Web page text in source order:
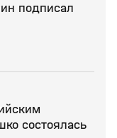
подписал
состоялась